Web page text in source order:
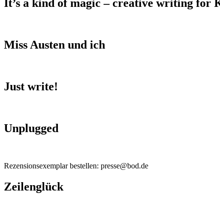
It’s a kind of magic – creative writing for
Miss Austen und ich
Just write!
Unplugged
Rezensionsexemplar bestellen: presse@bod.de
Zeilenglück